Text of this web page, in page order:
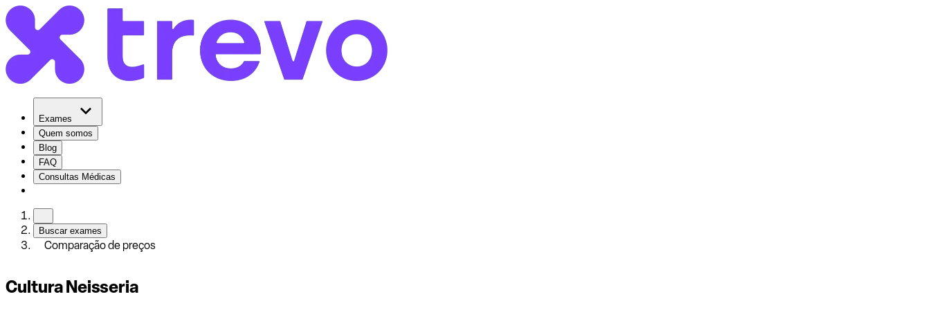
Exames
Quem somos
Blog
FAQ
Consultas Médicas
Buscar exames
Comparação de preços
Cultura Neisseria